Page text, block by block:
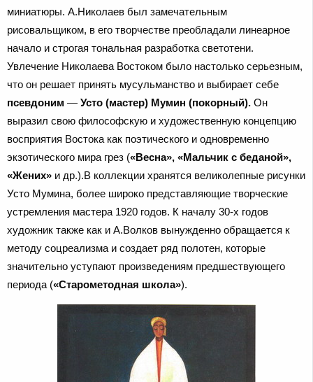
миниатюры. А.Николаев был замечательным
рисовальщиком, в его творчестве преобладали линеарное
начало и строгая тональная разработка светотени.
Увлечение Николаева Востоком было настолько серьезным,
что он решает принять мусульманство и выбирает себе
псевдоним — Усто (мастер) Мумин (покорный). Он
выразил свою философскую и художественную концепцию
восприятия Востока как поэтического и одновременно
экзотического мира грез («Весна», «Мальчик с беданой»,
«Жених» и др.).В коллекции хранятся великолепные рисунки
Усто Мумина, более широко представляющие творческие
устремления мастера 1920 годов. К началу 30-х годов
художник также как и А.Волков вынужденно обращается к
методу соцреализма и создает ряд полотен, которые
значительно уступают произведениям предшествующего
периода («Старометодная школа»).